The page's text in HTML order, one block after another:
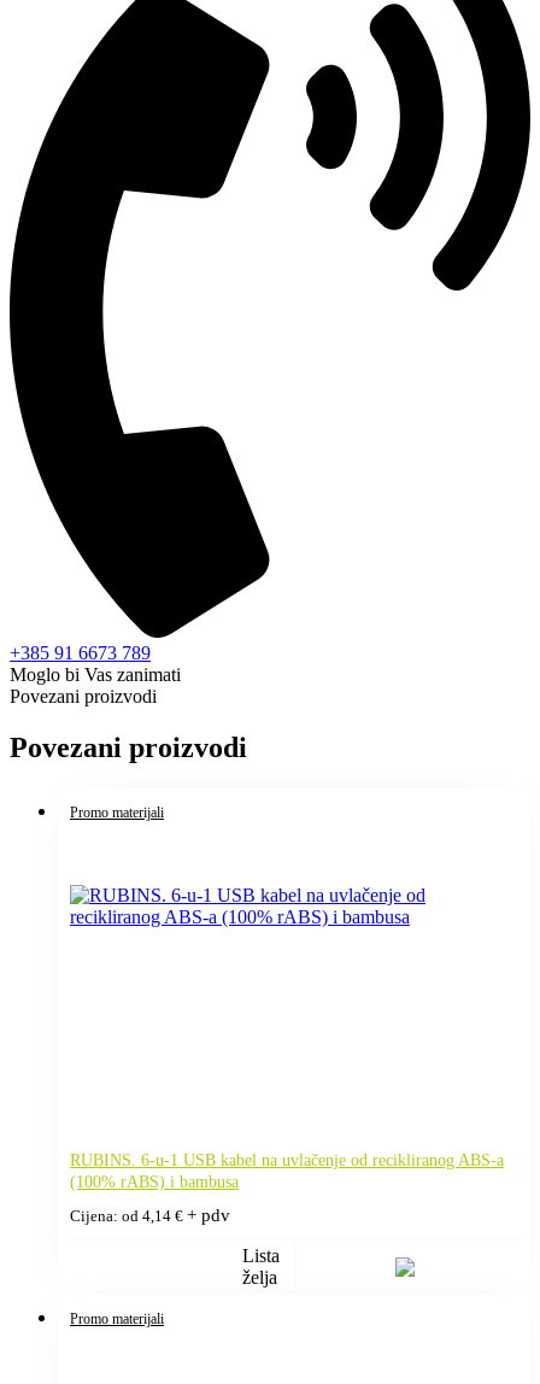
+385 91 6673 789
Moglo bi Vas zanimati
Povezani proizvodi
Povezani proizvodi
Promo materijali
RUBINS. 6-u-1 USB kabel na uvlačenje od recikliranog ABS-a
(100% rABS) i bambusa
Cijena: od 4,14 € + pdv
Lista
želja
Promo materijali